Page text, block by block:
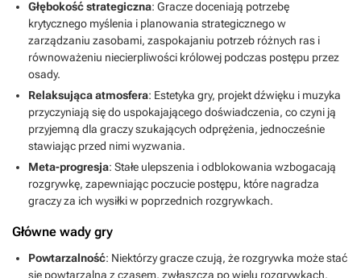
ładnej, chociaż graficznie raczej w stylu najpóźniejszych części serii
„Heroes”), ale jak dla mnie, to one i tak są raczej dla maniaków niż
dla przeciętnego gracza. Póki się ich ode mnie nie wymaga, póty
będę grał po swojemu i tworzył swoje własne małe, urocze wioski i
wioseczki, bo to właśnie daje mi w tej grze radość.
Głębokość strategiczna: Gracze doceniają potrzebę
krytycznego myślenia i planowania strategicznego w
zarządzaniu zasobami, zaspokajaniu potrzeb różnych ras i
równoważeniu niecierpliwości królowej podczas postępu przez
osady.
Relaksująca atmosfera: Estetyka gry, projekt dźwięku i muzyka
przyczyniają się do uspokajającego doświadczenia, co czyni ją
przyjemną dla graczy szukających odprężenia, jednocześnie
stawiając przed nimi wyzwania.
Meta-progresja: Stałe ulepszenia i odblokowania wzbogacają
rozgrywkę, zapewniając poczucie postępu, które nagradza
graczy za ich wysiłki w poprzednich rozgrywkach.
Główne wady gry
Powtarzalność: Niektórzy gracze czują, że rozgrywka może stać
się powtarzalna z czasem, zwłaszcza po wielu rozgrywkach,